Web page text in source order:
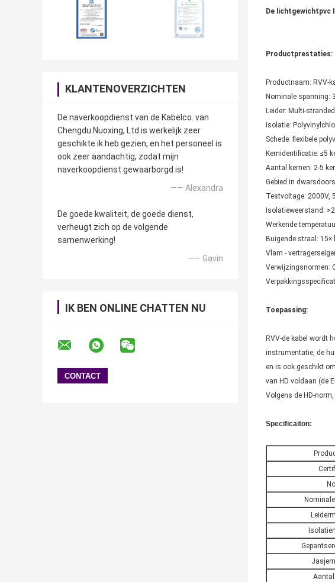
KLANTENOVERZICHTEN
De naverkoopdienst van de Kabelco. van
Chengdu Nuoxing, Ltd is werkelijk zeer
geschikte ik heb gezien, en het personeel is
ook zeer aandachtig, zodat mijn
naverkoopdienst gewaarborgd is!
—— Alexandra
De goede kwaliteit, de goede dienst,
verheugt zich op de volgende
samenwerking!
—— Gavin
IK BEN ONLINE CHATTEN NU
De lichtgewichtpvc
Productprestaties:
Productnaam: RVV-
Nominale spanning:
Leider: Multi-
Isolatie:
Schede: flexibele
Kernidentificatie: ≤5
Aantal kernen: 2-5
Gebied in
Testvoltage: 2000V,
Isolatieweerstand:
Werkende
Buigende straal: 15×
Vlam -
Verwijzingsnormen:
Toepassing:
RVV-de kabel wordt
instrumentatie, de
en is ook geschikt
van HD voldaan (de
Volgens de HD-
Specificaiton:
Aantal